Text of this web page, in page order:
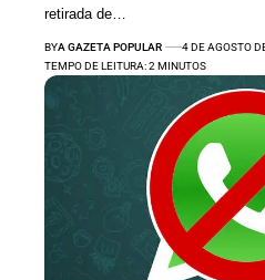
retirada de…
BYA GAZETA POPULAR
4 DE AGOSTO
TEMPO DE LEITURA: 2 MINUTOS